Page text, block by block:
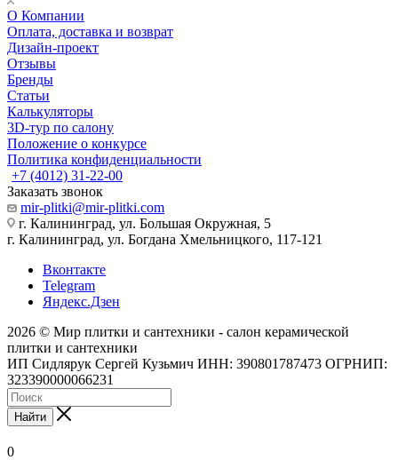
О Компании
Оплата, доставка и возврат
Дизайн-проект
Отзывы
Бренды
Статьи
Калькуляторы
3D-тур по салону
Положение о конкурсе
Политика конфиденциальности
+7 (4012) 31-22-00
Заказать звонок
mir-plitki@mir-plitki.com
г. Калининград, ул. Большая Окружная, 5
г. Калининград, ул. Богдана Хмельницкого, 117-121
Вконтакте
Telegram
Яндекс.Дзен
2026 © Мир плитки и сантехники - салон керамической
плитки и сантехники
ИП Сидлярук Сергей Кузьмич ИНН: 390801787473 ОГРНИП:
323390000066231
Найти
0